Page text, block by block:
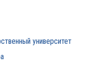
университет